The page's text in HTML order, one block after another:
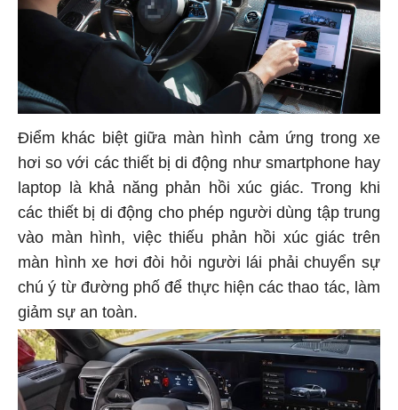
Điểm khác biệt giữa màn hình cảm ứng trong xe
hơi so với các thiết bị di động như smartphone hay
laptop là khả năng phản hồi xúc giác. Trong khi
các thiết bị di động cho phép người dùng tập trung
vào màn hình, việc thiếu phản hồi xúc giác trên
màn hình xe hơi đòi hỏi người lái phải chuyển sự
chú ý từ đường phố để thực hiện các thao tác, làm
giảm sự an toàn.